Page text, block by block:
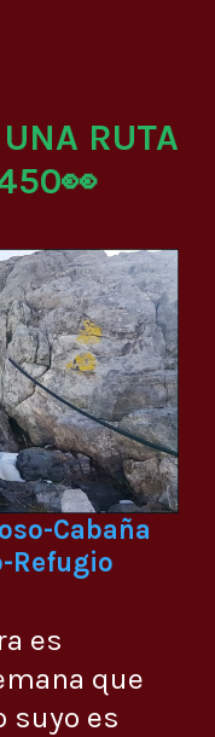
RUTA
Cabaña
Refugio
es
que
suyo es